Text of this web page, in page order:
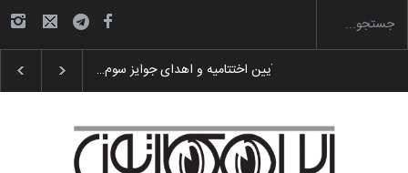
گزارش تصویری آیین اختتامیه و اهدای جوایز سوم…